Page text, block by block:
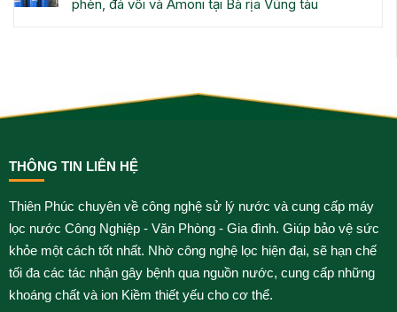
phèn, đá vôi và Amoni tại Bà rịa Vũng tàu
THÔNG TIN LIÊN HỆ
Thiên Phúc chuyên về công nghệ sử lý nước và cung cấp máy
lọc nước Công Nghiệp - Văn Phòng - Gia đình. Giúp bảo vệ sức
khỏe một cách tốt nhất. Nhờ công nghệ lọc hiện đại, sẽ hạn chế
tối đa các tác nhận gây bệnh qua nguồn nước, cung cấp những
khoáng chất và ion Kiềm thiết yếu cho cơ thể.